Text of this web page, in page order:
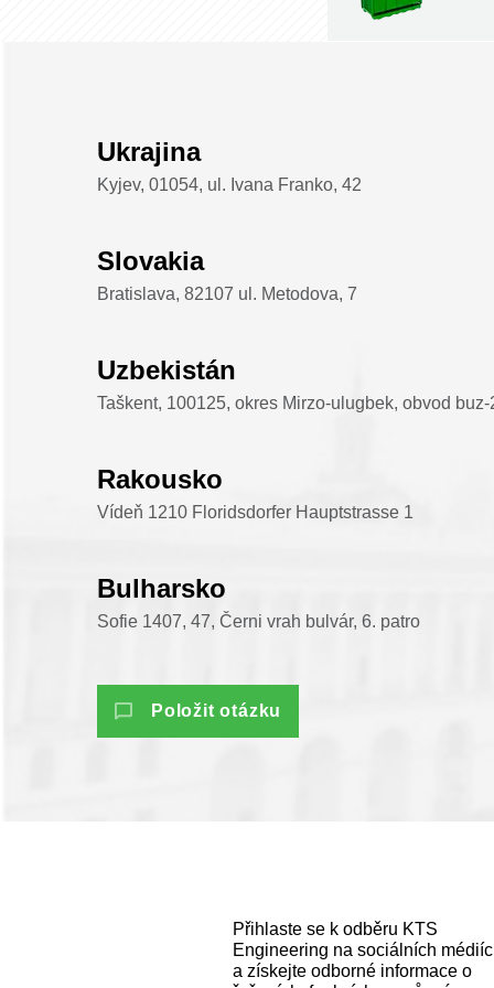
Ukrajina
Kyjev, 01054, ul. Ivana Franko, 42
Slovakia
Bratislava, 82107 ul. Metodova, 7
Uzbekistán
Taškent, 100125, okres Mirzo-ulugbek, obvod buz-
Rakousko
Vídeň 1210 Floridsdorfer Hauptstrasse 1
Bulharsko
Sofie 1407, 47, Černi vrah bulvár, 6. patro
Položit otázku
Přihlaste se k odběru KTS
Engineering na sociálních
a získejte odborné informace o